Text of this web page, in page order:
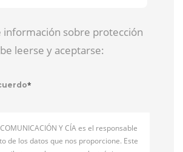
información sobre protección
leerse y aceptarse:
*
COMUNICACIÓN Y CÍA es el responsable
de los datos que nos proporcione. Este